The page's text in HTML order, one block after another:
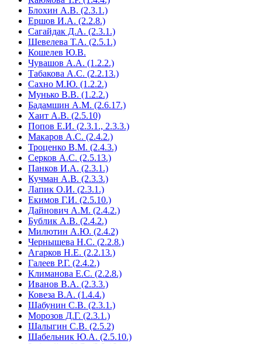
Блохин А.В. (2.3.1.)
Ершов И.А. (2.2.8.)
Сагайдак Д.А. (2.3.1.)
Шевелева Т.А. (2.5.1.)
Кошелев Ю.В.
Чувашов А.А. (1.2.2.)
Табакова А.С. (2.2.13.)
Сахно М.Ю. (1.2.2.)
Мунько В.В. (1.2.2.)
Бадамшин А.М. (2.6.17.)
Хаит А.В. (2.5.10)
Попов Е.И. (2.3.1., 2.3.3.)
Макаров А.С. (2.4.2.)
Троценко В.М. (2.4.3.)
Серков А.С. (2.5.13.)
Панков И.А. (2.3.1.)
Кучман А.В. (2.3.3.)
Лапик О.И. (2.3.1.)
Екимов Г.И. (2.5.10.)
Дайнович А.М. (2.4.2.)
Бублик А.В. (2.4.2.)
Милютин А.Ю. (2.4.2)
Чернышева Н.С. (2.2.8.)
Агарков Н.Е. (2.2.13.)
Галеев Р.Г. (2.4.2.)
Климанова Е.С. (2.2.8.)
Иванов В.А. (2.3.3.)
Ковеза В.А. (1.4.4.)
Шабунин С.В. (2.3.1.)
Морозов Д.Г. (2.3.1.)
Шалыгин С.В. (2.5.2)
Шабельник Ю.А. (2.5.10.)